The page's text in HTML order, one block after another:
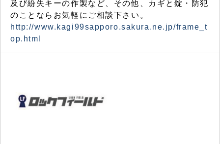
及び紛失キーの作製など、その他、カギと錠・防犯
のことならお気軽にご相談下さい。
http://www.kagi99sapporo.sakura.ne.jp/frame_t
op.html